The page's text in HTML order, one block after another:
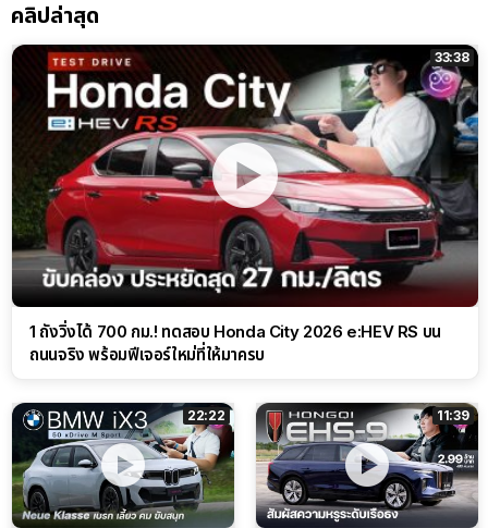
คลิปล่าสุด
33:38
1 ถังวิ่งได้ 700 กม.! ทดสอบ Honda City 2026 e:HEV RS บน
ถนนจริง พร้อมฟีเจอร์ใหม่ที่ให้มาครบ
22:22 11:39